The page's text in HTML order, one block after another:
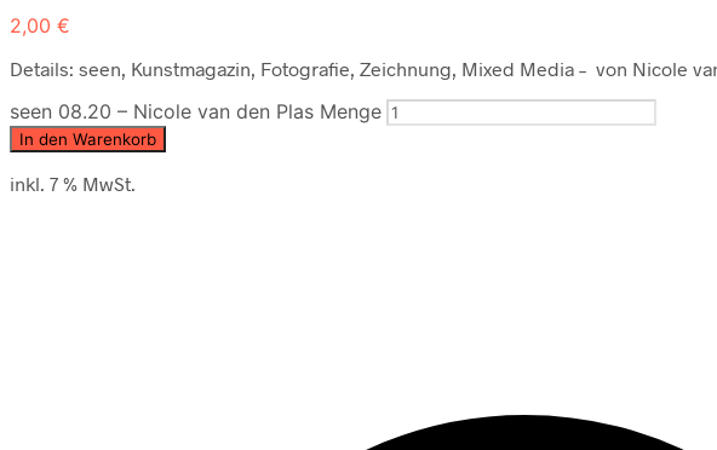
2,00 €
Details: seen, Kunstmagazin, Fotografie, Zeichnung, Mixed Media – von Nicole
seen 08.20 – Nicole van den Plas Menge
In den Warenkorb
inkl. 7 % MwSt.